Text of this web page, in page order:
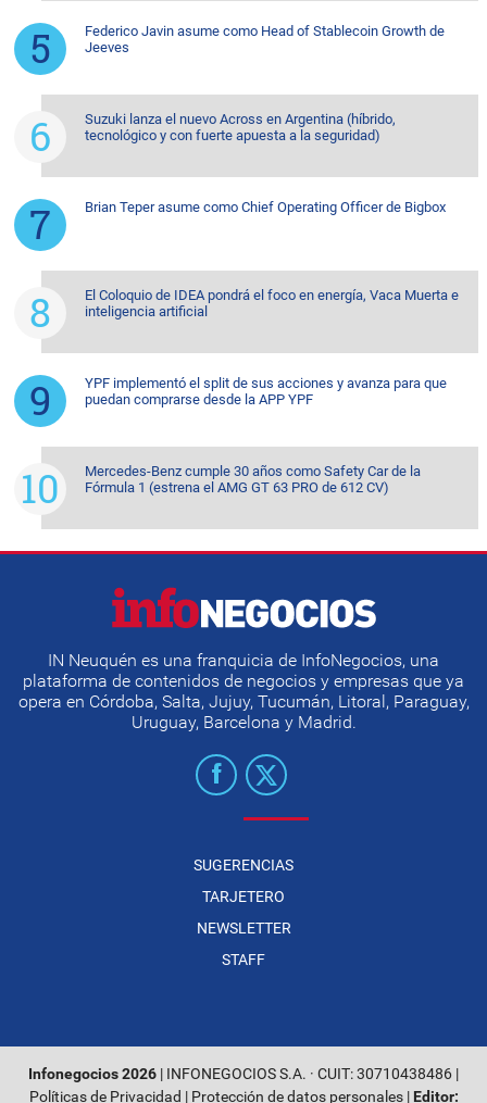
Federico Javin asume como Head of Stablecoin Growth de
Jeeves
Suzuki lanza el nuevo Across en Argentina (híbrido,
tecnológico y con fuerte apuesta a la seguridad)
Brian Teper asume como Chief Operating Officer de Bigbox
El Coloquio de IDEA pondrá el foco en energía, Vaca Muerta e
inteligencia artificial
YPF implementó el split de sus acciones y avanza para que
puedan comprarse desde la APP YPF
Mercedes-Benz cumple 30 años como Safety Car de la
Fórmula 1 (estrena el AMG GT 63 PRO de 612 CV)
IN Neuquén es una franquicia de InfoNegocios, una
plataforma de contenidos de negocios y empresas que ya
opera en Córdoba, Salta, Jujuy, Tucumán, Litoral, Paraguay,
Uruguay, Barcelona y Madrid.
SUGERENCIAS
TARJETERO
NEWSLETTER
STAFF
Infonegocios 2026 | INFONEGOCIOS S.A. · CUIT: 30710438486 |
Políticas de Privacidad | Protección de datos personales| Editor: